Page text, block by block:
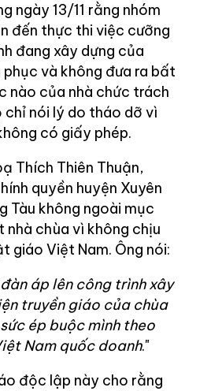
ngày 13/11 rằng nhóm
đến thực thi việc cưỡng
đang xây dựng của
và không đưa ra bất
nào của nhà chức trách
chỉ nói lý do tháo dỡ vì
có giấy phép.
Thích Thiên Thuận,
quyền huyện Xuyên
Tàu không ngoài mục
nhà chùa vì không chịu
giáo Việt Nam. Ông nói:
áp lên công trình xây
truyền giáo của chùa
ép buộc mình theo
Nam quốc doanh."
độc lập này cho rằng